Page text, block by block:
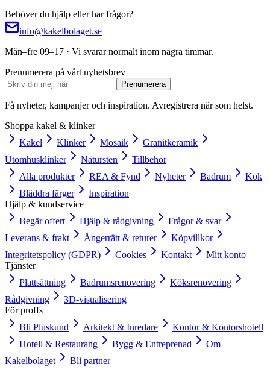
Behöver du hjälp eller har frågor?
info@kakelbolaget.se
Mån–fre 09–17 · Vi svarar normalt inom några timmar.
Prenumerera på vårt nyhetsbrev
Prenumerera
Få nyheter, kampanjer och inspiration. Avregistrera när som helst.
Shoppa kakel & klinker
Kakel
Klinker Mosaik
Granitkeramik
Utomhusklinker
Natursten
Tillbehör
Alla produkter
REA & Fynd Nyheter Badrum
Kök
Bläddra färger
Inspiration
Hjälp & kundservice
Begär offert
Hjälp & rådgivning
Frågor & svar
Leverans & frakt
Ångerrätt & returer
Köpvillkor
Integritetspolicy (GDPR)
Cookies Kontakt
Mitt konto
Tjänster
Plattsättning
Badrumsrenovering
Köksrenovering
Rådgivning
3D-visualisering
För proffs
Bli Pluskund
Arkitekt & Inredare
Kontor & Kontorshotell
Hotell & Restaurang
Bygg & Entreprenad
Om
Kakelbolaget
Bli partner